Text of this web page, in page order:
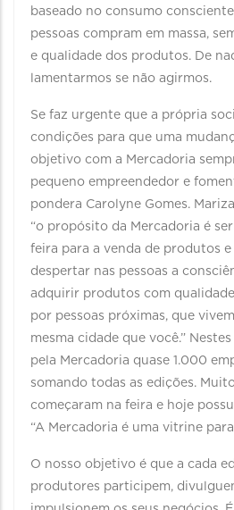
baseado no consumo
pessoas compram em massa,
e qualidade dos produtos. De
lamentarmos se não agirmos.
Se faz urgente que a própria
condições para que uma
objetivo com a Mercadoria
pequeno empreendedor e
pondera Carolyne Gomes.
“o propósito da Mercadoria é
feira para a venda de produtos e
despertar nas pessoas a
adquirir produtos com
por pessoas próximas, que
mesma cidade que você.”
pela Mercadoria quase 1.000
somando todas as edições.
começaram na feira e hoje
“A Mercadoria é uma vitrine
O nosso objetivo é que a cada
produtores participem,